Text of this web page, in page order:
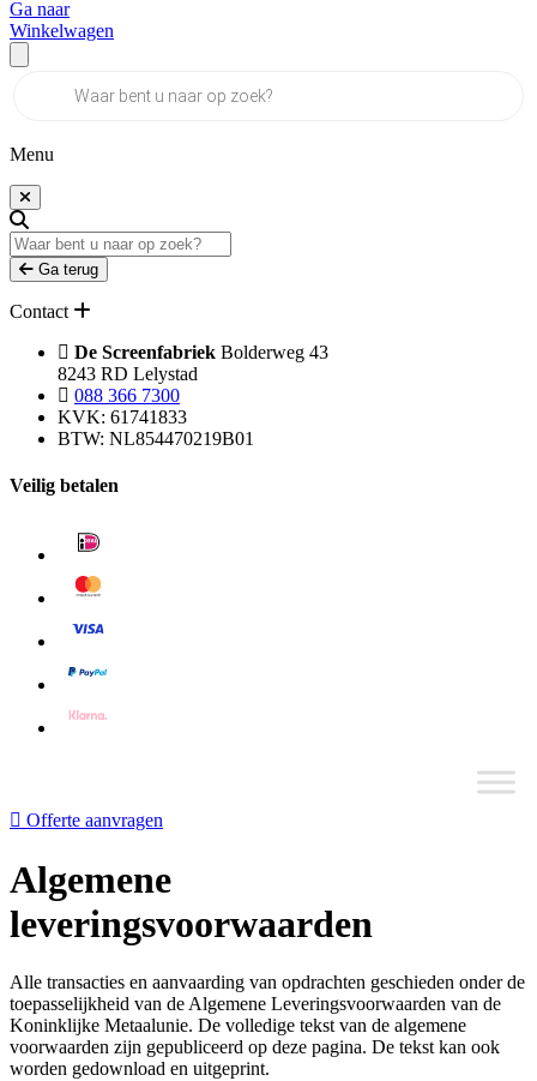
Ga naar
Winkelwagen
Menu
Ga terug
Contact
De Screenfabriek Bolderweg 43
8243 RD Lelystad
088 366 7300
KVK: 61741833
BTW: NL854470219B01
Veilig betalen
Offerte aanvragen
Algemene
leveringsvoorwaarden
Alle transacties en aanvaarding van opdrachten geschieden onder de
toepasselijkheid van de Algemene Leveringsvoorwaarden van de
Koninklijke Metaalunie. De volledige tekst van de algemene
voorwaarden zijn gepubliceerd op deze pagina. De tekst kan ook
worden gedownload en uitgeprint.